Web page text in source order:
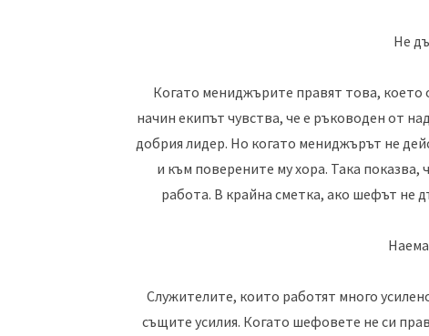
Не
Когато мениджърите правят това, което
начин екипът чувства, че е ръководен от
добрия лидер. Но когато мениджърът не
и към поверените му хора. Така показва,
работа. В крайна сметка, ако шефът не
Служителите, които работят много
същите усилия. Когато шефовете не си